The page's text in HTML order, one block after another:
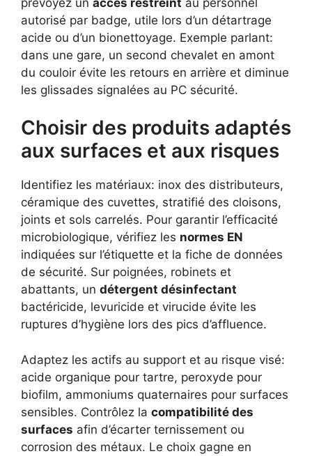
autorisé par badge, utile lors d’un détartrage
acide ou d’un bionettoyage. Exemple parlant:
dans une gare, un second chevalet en amont
du couloir évite les retours en arrière et diminue
les glissades signalées au PC sécurité.
Choisir des produits adaptés
aux surfaces et aux risques
Identifiez les matériaux: inox des distributeurs,
céramique des cuvettes, stratifié des cloisons,
joints et sols carrelés. Pour garantir l’efficacité
microbiologique, vérifiez les normes EN
indiquées sur l’étiquette et la fiche de données
de sécurité. Sur poignées, robinets et
abattants, un détergent désinfectant
bactéricide, levuricide et virucide évite les
ruptures d’hygiène lors des pics d’affluence.
Adaptez les actifs au support et au risque visé:
acide organique pour tartre, peroxyde pour
biofilm, ammoniums quaternaires pour surfaces
sensibles. Contrôlez la compatibilité des
surfaces afin d’écarter ternissement ou
corrosion des métaux. Le choix gagne en